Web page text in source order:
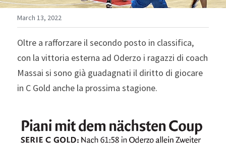
March 13, 2022
Oltre a rafforzare il secondo posto in classifica,
con la vittoria esterna ad Oderzo i ragazzi di coach
Massai si sono già guadagnati il diritto di giocare
in C Gold anche la prossima stagione.